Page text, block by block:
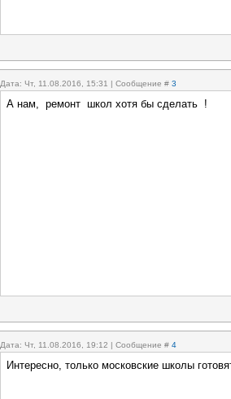
Дата: Чт, 11.08.2016, 15:31 | Сообщение # 3
А нам, ремонт школ хотя бы сделать !
Дата: Чт, 11.08.2016, 19:12 | Сообщение # 4
Интересно, только московские школы